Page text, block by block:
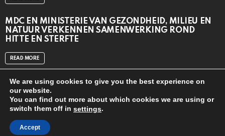
MDC EN MINISTERIE VAN GEZONDHEID, MILIEU EN
NATUUR VERKENNEN SAMENWERKING ROND
HITTE EN STERFTE
READ MORE
© 2024
Home
We are using cookies to give you the best experience on
our website.
You can find out more about which cookies we are using or
switch them off in settings.
Accept